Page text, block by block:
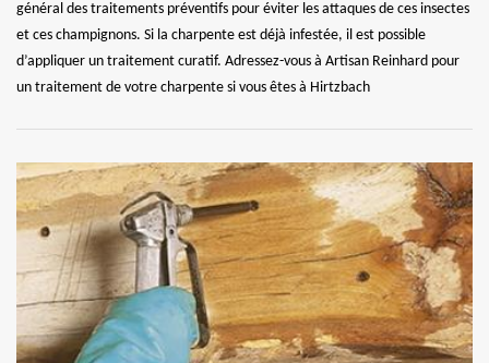
général des traitements préventifs pour éviter les attaques de ces insectes
et ces champignons. Si la charpente est déjà infestée, il est possible
d’appliquer un traitement curatif. Adressez-vous à Artisan Reinhard pour
un traitement de votre charpente si vous êtes à Hirtzbach